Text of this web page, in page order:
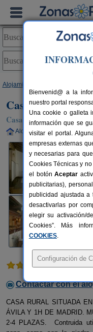
Alojamientos
Casa Rural La
Casa Rural en Mingorría
Alquiler completo 4+2
1
Contactar con el
CASA RURAL SITUADA
ÁVILA Y 1H DE MADRID.
2-4 PLAZAS. Contruida
Bienvenid@ a la
nuestro portal
Una cookie o galleta
información que se
visitar el portal.
empresas externas
y necesarias para
Cookies Técnicas y
el botónAceptar
publicitarias),
publicidad ajustada a
desactivarlas por
elegir su activación/
Cookies”. Más
COOKIES.